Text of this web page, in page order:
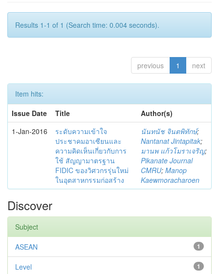
Results 1-1 of 1 (Search time: 0.004 seconds).
previous 1 next
Item hits:
Issue Date
Title
Author(s)
1-Jan-2016
ระดับความเข้าใจ
ประชาคมอาเซียนและ
ความคิดเห็นเกี่ยวกับการ
ใช้ สัญญามาตรฐาน
FIDIC ของวิศวกรรุ่นใหม่
ในอุตสาหกรรมก่อสร้าง
นันทนัช จินตพิทักษ์;
Nantanat Jintapitak;
มานพ แก้วโมราเจริญ;
Pikanate Journal
CMRU; Manop
Kaewmoracharoen
Discover
Subject
1
ASEAN
1
Level